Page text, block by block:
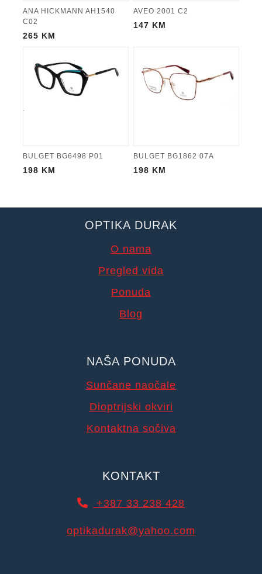
ANA HICKMANN AH1540
C02
265 KM
AVEO 2001 C2
147 KM
BULGET BG6498 P01
198 KM
BULGET BG1862 07A
198 KM
OPTIKA DURAK
O nama
Pregled vida
Ponuda
Blog
NAŠA PONUDA
Sunčane naočale
Dioptrijski okviri
Kontaktna sočiva
KONTAKT
+387 33 238 428
optikadurak@yahoo.com